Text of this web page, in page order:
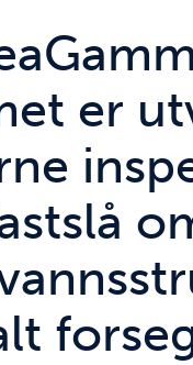
er